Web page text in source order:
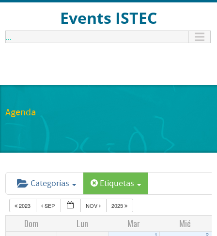
Events ISTEC
...
Agenda
Categorías Etiquetas
2023 SEP NOV 2025
Dom Lun Mar Mié